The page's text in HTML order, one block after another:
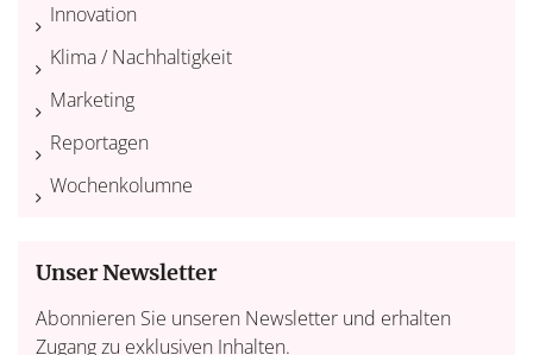
Innovation
Klima / Nachhaltigkeit
Marketing
Reportagen
Wochenkolumne
Unser Newsletter
Abonnieren Sie unseren Newsletter und erhalten
Zugang zu exklusiven Inhalten.